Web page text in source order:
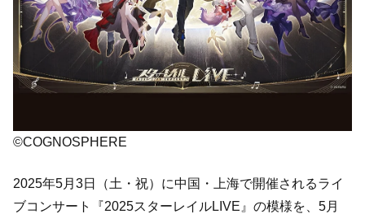
©COGNOSPHERE
2025年5月3日（土・祝）に中国・上海で開催されるライ
ブコンサート『2025スターレイルLIVE』の模様を、5月